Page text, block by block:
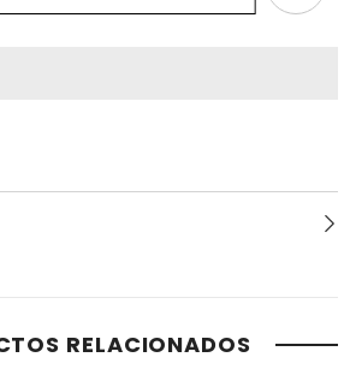
RELACIONADOS